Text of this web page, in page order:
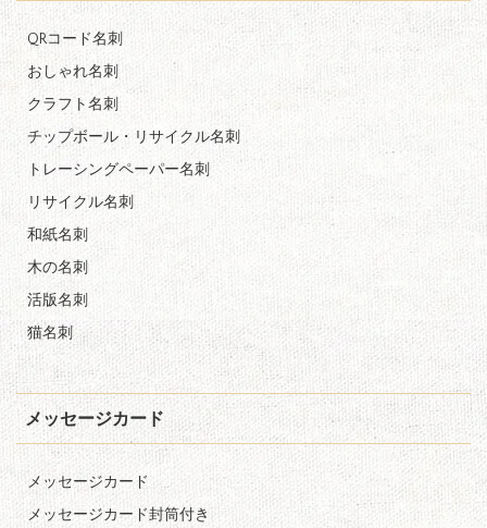
QRコード名刺
おしゃれ名刺
クラフト名刺
チップボール・リサイクル名刺
トレーシングペーパー名刺
リサイクル名刺
和紙名刺
木の名刺
活版名刺
猫名刺
メッセージカード
メッセージカード
メッセージカード封筒付き